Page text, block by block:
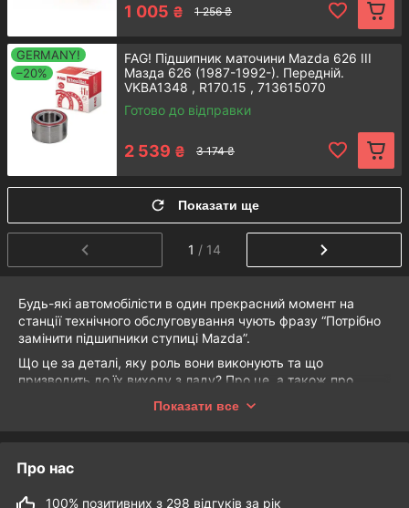
Деталь підвищеної міцності та
надійності, які підійде для авто Мазда
3, що випускались у період з 2003 по
2019 рік. Виробник - корейська
компанія Аксус.
Як купити маточину для Mazda?
1
Вибiр деталей
моделей авто. Прогляньте асортимент та
1 005 ₴ 1 256 ₴
GERMANY!
–20%
FAG! Підшипник маточини Mazda 626 III
Мазда 626 (1987-1992-). Передній.
VKBA1348 , R170.15 , 713615070
Готово до відправки
2 539 ₴ 3 174 ₴
Показати ще
1 / 14
Будь-які автомобілісти в один прекрасний момент на
станції технічного обслуговування чують фразу “Потрібно
замінити підшипники ступиці Mazda”.
Що це за деталі, яку роль вони виконують та що
призводить до їх виходу з ладу? Про це, а також про
інтернет-магазині далі розповідають спеціалісти компанії
Ступиці Mazda та підшипники до них:
функції запчастин
Показати все
Про нас
100% позитивних з 298 відгуків за рік